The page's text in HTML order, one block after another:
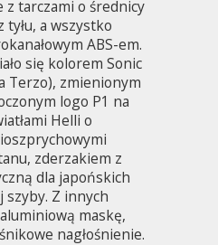
z tarczami o średnicy
tyłu, a wszystko
ABS-em.
się kolorem Sonic
Terzo), zmienionym
logo P1 na
Helli o
zderzakiem z
dla japońskich
Z innych
maskę,
nagłośnienie.